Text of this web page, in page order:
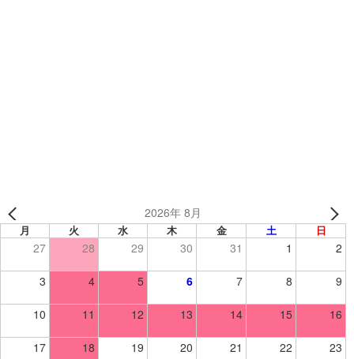
2026年 8月
月 火 水 木 金 土 日
27 28 29 30 31 1 2
3 4 5 6 7 8 9
10 11 12 13 14 15 16
17 18 19 20 21 22 23